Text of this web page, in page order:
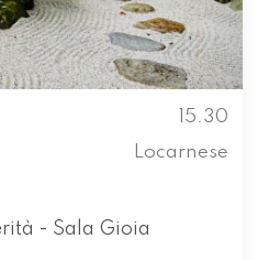
15.30
Locarnese
- Sala Gioia